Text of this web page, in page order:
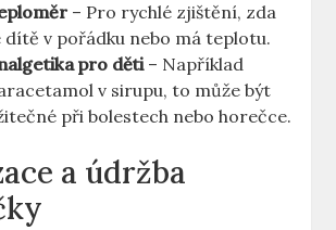
– Pro rychlé zjištění, zda
dítě v pořádku nebo má teplotu.
pro děti– Například
v sirupu, to může být
při bolestech nebo horečce.
a údržba